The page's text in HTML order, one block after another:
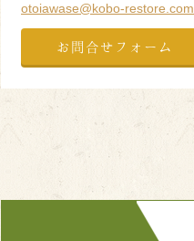
otoiawase@kobo-restore.com
お問合せフォーム